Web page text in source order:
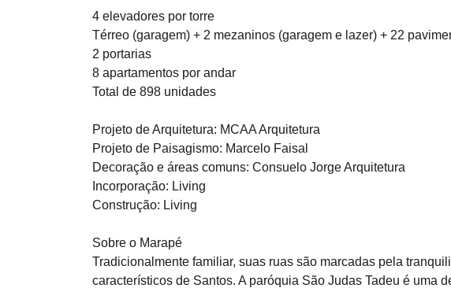
4 elevadores por torre
Térreo (garagem) + 2 mezaninos (garagem e lazer) + 22
2 portarias
8 apartamentos por andar
Total de 898 unidades
Projeto de Arquitetura: MCAA Arquitetura
Projeto de Paisagismo: Marcelo Faisal
Decoração e áreas comuns: Consuelo Jorge Arquitetura
Incorporação: Living
Construção: Living
Sobre o Marapé
Tradicionalmente familiar, suas ruas são marcadas pela
característicos de Santos. A paróquia São Judas Tadeu é uma